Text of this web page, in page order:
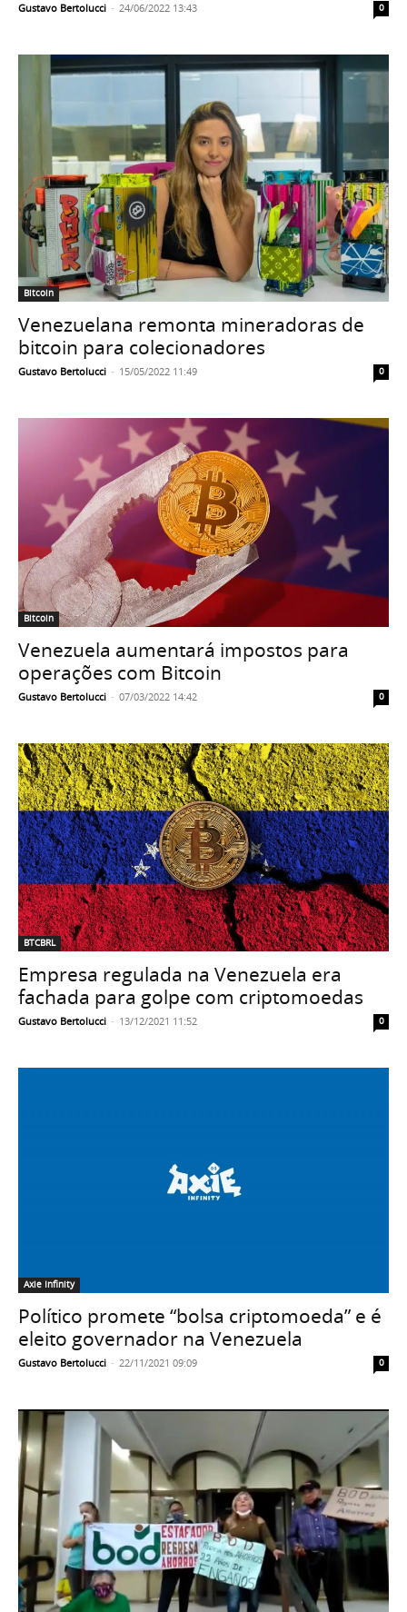
Gustavo Bertolucci - 24/06/2022 13:43 0
Bitcoin
Venezuelana remonta mineradoras de
bitcoin para colecionadores
Gustavo Bertolucci - 15/05/2022 11:49 0
Bitcoin
Venezuela aumentará impostos para
operações com Bitcoin
Gustavo Bertolucci - 07/03/2022 14:42 0
BTCBRL
Empresa regulada na Venezuela era
fachada para golpe com criptomoedas
Gustavo Bertolucci - 13/12/2021 11:52 0
Axie Infinity
Político promete “bolsa criptomoeda” e é
eleito governador na Venezuela
Gustavo Bertolucci - 22/11/2021 09:09 0